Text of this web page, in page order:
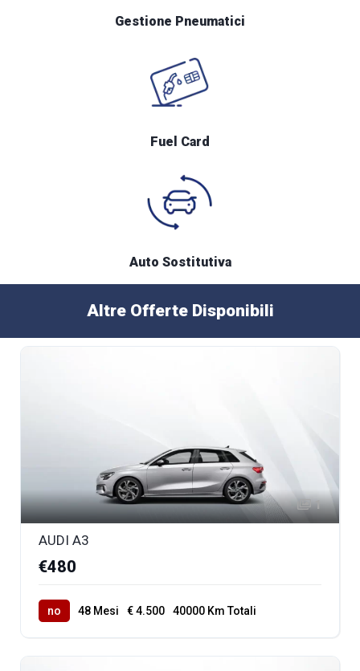
Gestione Pneumatici
Fuel Card
Auto Sostitutiva
Altre Offerte Disponibili
1
AUDI A3
€480
no 48 Mesi € 4.500 40000 Km Totali